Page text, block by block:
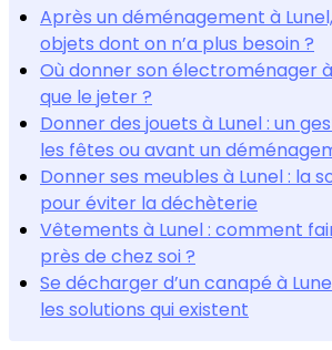
Après un déménagement à
objets dont on n’a plus besoin ?
Où donner son électroménager
que le jeter ?
Donner des jouets à Lunel : un
les fêtes ou avant un
Donner ses meubles à Lunel : la
pour éviter la déchèterie
Vêtements à Lunel : comment
près de chez soi ?
Se décharger d’un canapé à
les solutions qui existent